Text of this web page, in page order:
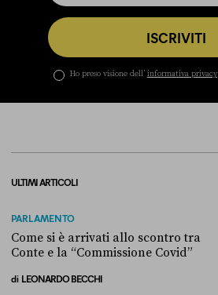
ISCRIVITI
Ho preso visione dell’ informativa privacy
ULTIMI ARTICOLI
PARLAMENTO
Come si è arrivati allo scontro tra
Conte e la “Commissione Covid”
di LEONARDO BECCHI